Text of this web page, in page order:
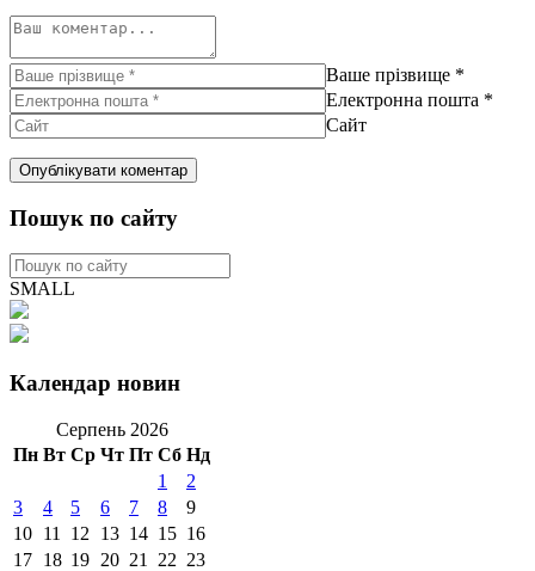
Ваше прізвище *
Електронна пошта *
Сайт
Пошук по сайту
SMALL
Календар новин
Серпень 2026
Пн Вт Ср Чт Пт Сб Нд
1
2
3
4 5 6 7 8
9
10 11 12 13 14 15 16
17 18 19 20 21 22 23